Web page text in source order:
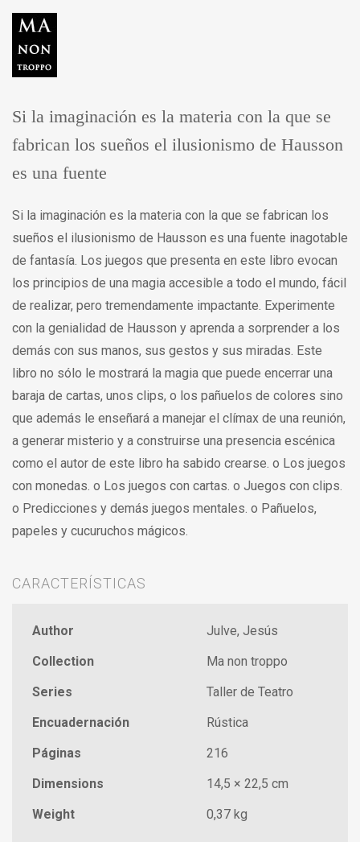
Si la imaginación es la materia con la que se
fabrican los sueños el ilusionismo de Hausson
es una fuente
Si la imaginación es la materia con la que se fabrican los
sueños el ilusionismo de Hausson es una fuente inagotable
de fantasía. Los juegos que presenta en este libro evocan
los principios de una magia accesible a todo el mundo, fácil
de realizar, pero tremendamente impactante. Experimente
con la genialidad de Hausson y aprenda a sorprender a los
demás con sus manos, sus gestos y sus miradas. Este
libro no sólo le mostrará la magia que puede encerrar una
baraja de cartas, unos clips, o los pañuelos de colores sino
que además le enseñará a manejar el clímax de una reunión,
a generar misterio y a construirse una presencia escénica
como el autor de este libro ha sabido crearse. o Los juegos
con monedas. o Los juegos con cartas. o Juegos con clips.
o Predicciones y demás juegos mentales. o Pañuelos,
papeles y cucuruchos mágicos.
CARACTERÍSTICAS
Author
Julve, Jesús
Collection
Ma non troppo
Series
Taller de Teatro
Encuadernación
Rústica
Páginas
216
Dimensions
14,5 × 22,5 cm
Weight
0,37 kg